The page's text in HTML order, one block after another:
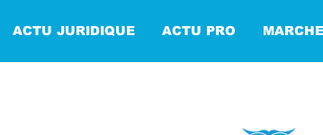
ACTU JURIDIQUE ACTU PRO